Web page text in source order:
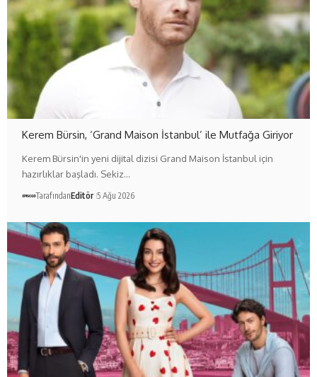
Kerem Bürsin, ‘Grand Maison İstanbul’ ile Mutfağa Giriyor
Kerem Bürsin'in yeni dijital dizisi Grand Maison İstanbul için
hazırlıklar başladı. Sekiz…
TarafındanEditör 5 Ağu 2026